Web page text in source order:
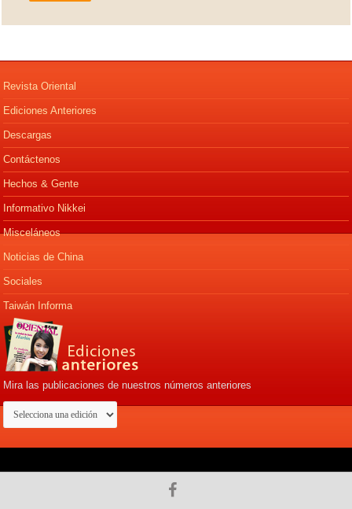
Revista Oriental
Ediciones Anteriores
Descargas
Contáctenos
Hechos & Gente
Informativo Nikkei
Misceláneos
Noticias de China
Sociales
Taiwán Informa
Mira las publicaciones de nuestros números anteriores